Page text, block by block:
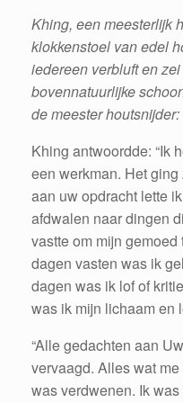
Khing, een meesterlijk
klokkenstoel van edel
iedereen verbluft en
bovennatuurlijke
de meester houtsnijder:
Khing antwoordde: “Ik
een werkman. Het
aan uw opdracht lette
afdwalen naar dingen
vastte om mijn
dagen vasten was ik
dagen was ik lof of
was ik mijn lichaam en
“Alle gedachten aan
vervaagd. Alles wat
was verdwenen. Ik